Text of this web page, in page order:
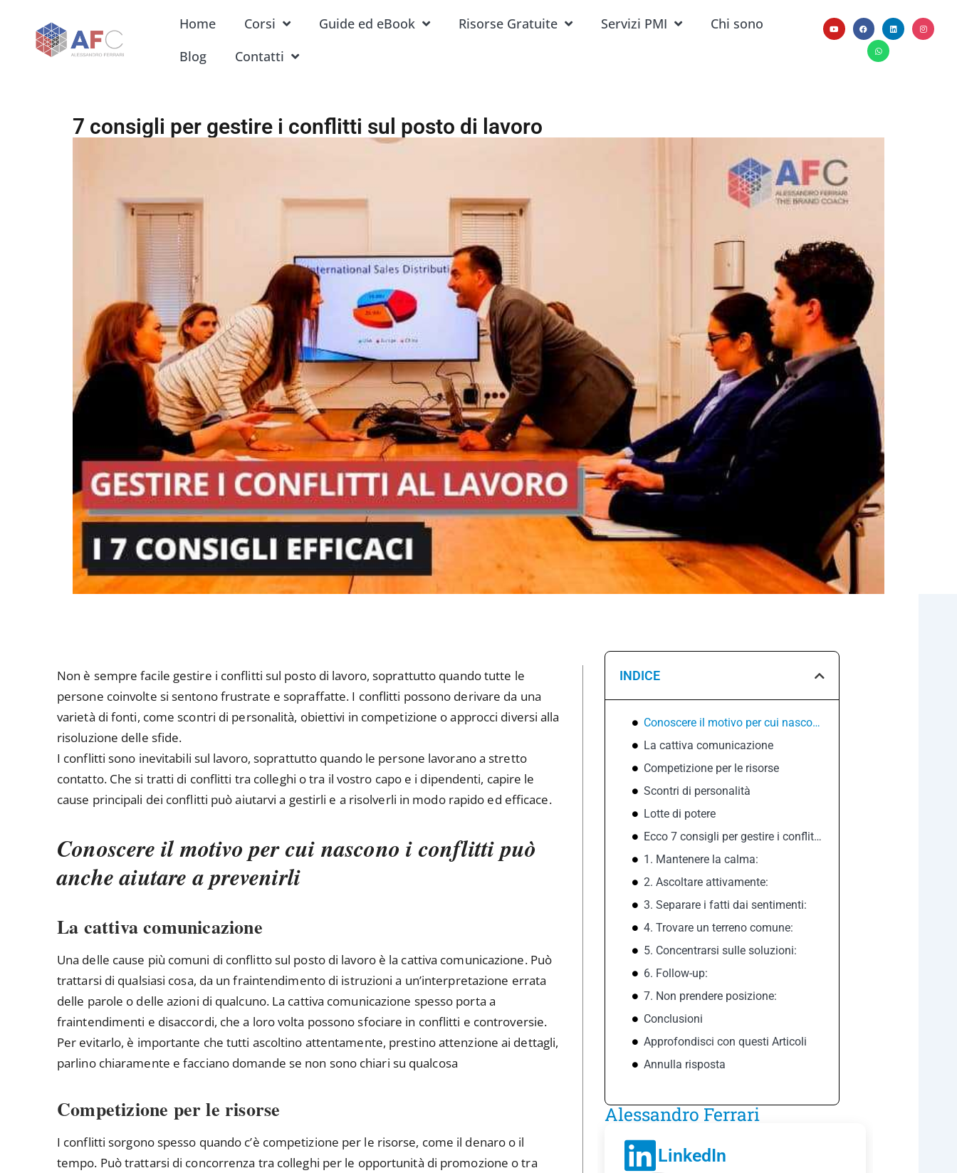
Home Corsi Guide ed eBook Risorse Gratuite Servizi PMI
Chi sono
Blog
Contatti
7 consigli per gestire i conflitti sul posto di lavoro
Non è sempre facile gestire i conflitti sul posto di lavoro, soprattutto quando tutte le
persone coinvolte si sentono frustrate e sopraffatte. I conflitti possono derivare da una
varietà di fonti, come scontri di personalità, obiettivi in competizione o approcci diversi alla
risoluzione delle sfide.
I conflitti sono inevitabili sul lavoro, soprattutto quando le persone lavorano a stretto
contatto. Che si tratti di conflitti tra colleghi o tra il vostro capo e i dipendenti, capire le
cause principali dei conflitti può aiutarvi a gestirli e a risolverli in modo rapido ed efficace.
Conoscere il motivo per cui nascono i conflitti può
anche aiutare a prevenirli
La cattiva comunicazione
Una delle cause più comuni di conflitto sul posto di lavoro è la cattiva comunicazione. Può
trattarsi di qualsiasi cosa, da un fraintendimento di istruzioni a un’interpretazione errata
delle parole o delle azioni di qualcuno. La cattiva comunicazione spesso porta a
fraintendimenti e disaccordi, che a loro volta possono sfociare in conflitti e controversie.
Per evitarlo, è importante che tutti ascoltino attentamente, prestino attenzione ai dettagli,
parlino chiaramente e facciano domande se non sono chiari su qualcosa
Competizione per le risorse
I conflitti sorgono spesso quando c’è competizione per le risorse, come il denaro o il
tempo. Può trattarsi di concorrenza tra colleghi per le opportunità di promozione o tra
INDICE
Conoscere il motivo per cui nascono i conflitti può anche aiutare a prevenirli
La cattiva comunicazione
Competizione per le risorse
Scontri di personalità
Lotte di potere
Ecco 7 consigli per gestire i conflitti sul posto di lavoro
1. Mantenere la calma:
2. Ascoltare attivamente:
3. Separare i fatti dai sentimenti:
4. Trovare un terreno comune:
5. Concentrarsi sulle soluzioni:
6. Follow-up:
7. Non prendere posizione:
Conclusioni
Approfondisci con questi Articoli
Annulla risposta
Alessandro Ferrari
LinkedIn